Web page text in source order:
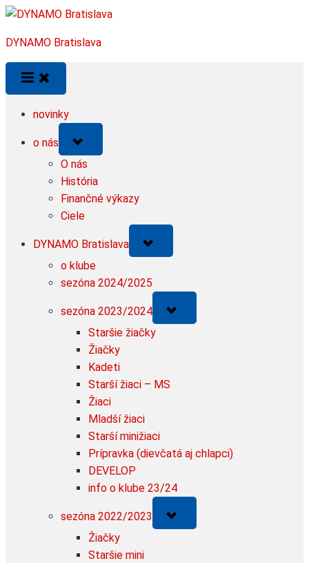
Skip
content
DYNAMO Bratislava
novinky
o nás
sub-
menu
O nás
História
Finančné výkazy
Ciele
DYNAMO Bratislava
sub-
menu
o klube
sezóna 2024/2025
sezóna 2023/2024
sub-
menu
Staršie žiačky
Žiačky
Kadeti
Starší žiaci – MS
Žiaci
Mladší žiaci
Starší minižiaci
Prípravka (dievčatá aj chlapci)
DEVELOP
info o klube 23/24
sezóna 2022/2023
sub-
menu
Žiačky
Staršie mini